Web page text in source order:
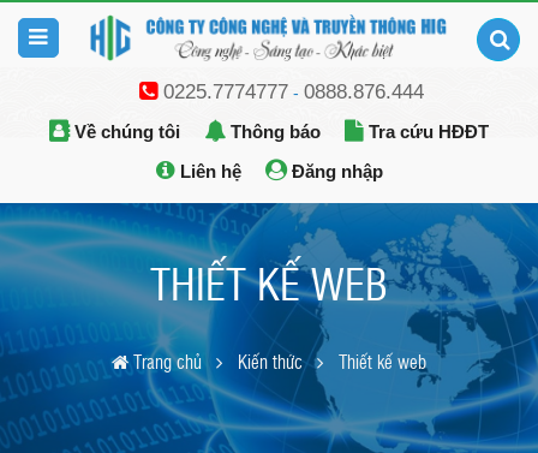
0225.7774777- 0888.876.444
Về chúng tôi Thông báo
Tra cứu HĐĐT
Liên hệ
Đăng nhập
THIẾT KẾ WEB
Trang chủ Kiến thức Thiết kế web